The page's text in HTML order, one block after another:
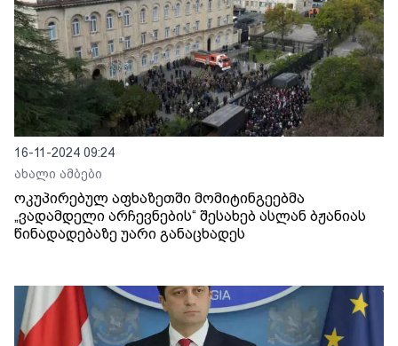
16-11-2024 09:24
ახალი ამბები
ოკუპირებულ აფხაზეთში მომიტინგეებმა
„ვადამდელი არჩევნების“ შესახებ ასლან ბჟანიას
წინადადებაზე უარი განაცხადეს